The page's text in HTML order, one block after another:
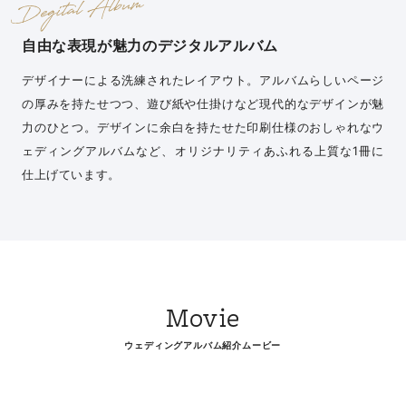
自由な表現が魅力のデジタルアルバム
デザイナーによる洗練されたレイアウト。アルバムらしいページ
の厚みを持たせつつ、遊び紙や仕掛けなど現代的なデザインが魅
力のひとつ。デザインに余白を持たせた印刷仕様のおしゃれなウ
ェディングアルバムなど、オリジナリティあふれる上質な1冊に
仕上げています。
Movie
ウェディングアルバム紹介ムービー